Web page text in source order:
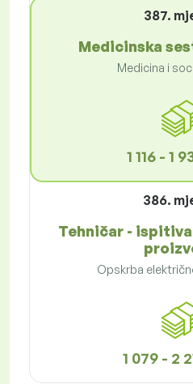
387.
Medicinska
Medicina i
1 116 - 1
386.
Tehničar -
Opskrba
1 079 - 2